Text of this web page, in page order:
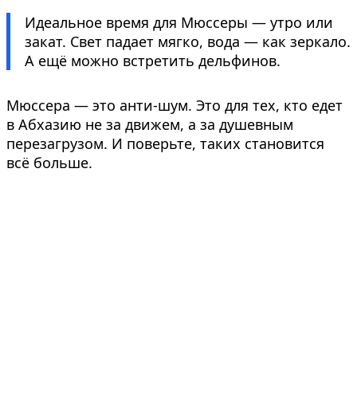
Идеальное время для Мюссеры — утро или
закат. Свет падает мягко, вода — как зеркало.
А ещё можно встретить дельфинов.
Мюссера — это анти-шум. Это для тех, кто едет
в Абхазию не за движем, а за душевным
перезагрузом. И поверьте, таких становится
всё больше.